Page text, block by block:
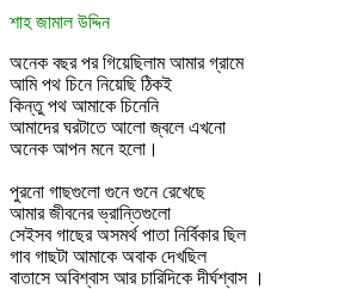
শাহ জামাল উদ্দিন
অনেক বছর পর গিয়েছিলাম আমার গ্রামে
আমি পথ চিনে নিয়েছি ঠিকই
কিন্তু পথ আমাকে চিনেনি
আমাদের ঘরটাতে আলো জ্বলে এখনো
অনেক আপন মনে হলো।
পুরনো গাছগুলো গুনে গুনে রেখেছে
আমার জীবনের ভ্রান্তিগুলো
সেইসব গাছের অসমর্থ পাতা নির্বিকার ছিল
গাব গাছটা আমাকে অবাক দেখছিল
বাতাসে অবিশ্বাস আর চারিদিকে দীর্ঘশ্বাস ।